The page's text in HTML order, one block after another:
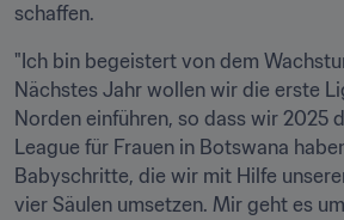
schaffen.
"Ich bin begeistert von dem
Nächstes Jahr wollen wir die erste
Norden einführen, so dass wir 2025
League für Frauen in Botswana
Babyschritte, die wir mit Hilfe
vier Säulen umsetzen. Mir geht es